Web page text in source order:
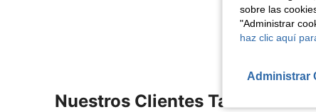
Ver Más
Nuestros Clientes También
sobre las
"Administrar
haz clic aquí
Administrar